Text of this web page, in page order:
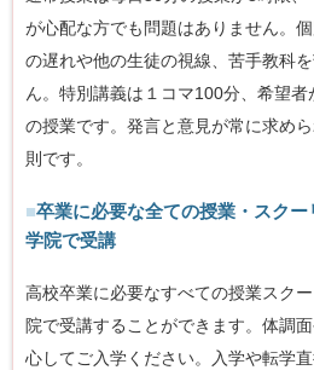
が心配な方でも問題はありません。
の遅れや他の生徒の視線、苦手教科
ん。特別講義は１コマ100分、希望
の授業です。発言と意見が常に求め
則です。
■卒業に必要な全ての授業・スク
学院で受講
高校卒業に必要なすべての授業スク
院で受講することができます。体調
心してご入学ください。入学や転学